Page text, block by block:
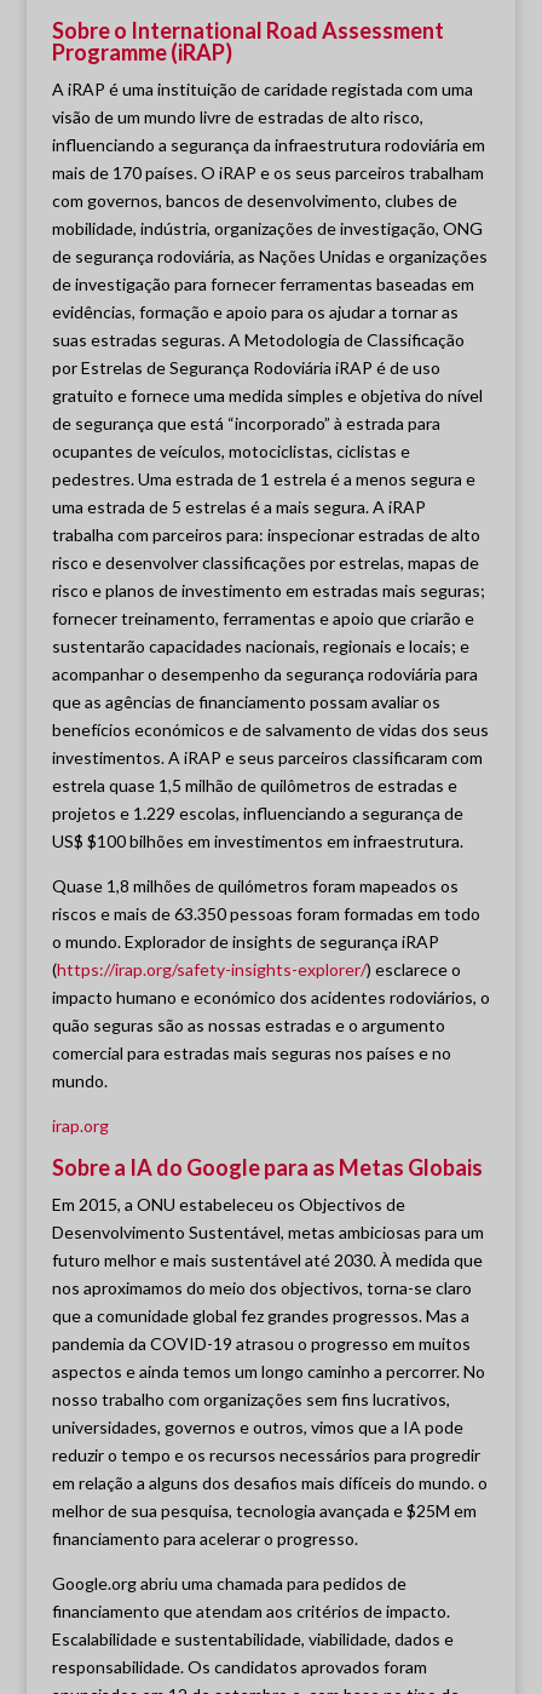
Sobre o International Road Assessment
Programme (iRAP)
A iRAP é uma instituição de caridade registada com uma
visão de um mundo livre de estradas de alto risco,
influenciando a segurança da infraestrutura rodoviária em
mais de 170 países. O iRAP e os seus parceiros trabalham
com governos, bancos de desenvolvimento, clubes de
mobilidade, indústria, organizações de investigação, ONG
de segurança rodoviária, as Nações Unidas e organizações
de investigação para fornecer ferramentas baseadas em
evidências, formação e apoio para os ajudar a tornar as
suas estradas seguras. A Metodologia de Classificação
por Estrelas de Segurança Rodoviária iRAP é de uso
gratuito e fornece uma medida simples e objetiva do nível
de segurança que está “incorporado” à estrada para
ocupantes de veículos, motociclistas, ciclistas e
pedestres. Uma estrada de 1 estrela é a menos segura e
uma estrada de 5 estrelas é a mais segura. A iRAP
trabalha com parceiros para: inspecionar estradas de alto
risco e desenvolver classificações por estrelas, mapas de
risco e planos de investimento em estradas mais seguras;
fornecer treinamento, ferramentas e apoio que criarão e
sustentarão capacidades nacionais, regionais e locais; e
acompanhar o desempenho da segurança rodoviária para
que as agências de financiamento possam avaliar os
benefícios económicos e de salvamento de vidas dos seus
investimentos. A iRAP e seus parceiros classificaram com
estrela quase 1,5 milhão de quilômetros de estradas e
projetos e 1.229 escolas, influenciando a segurança de
US$ $100 bilhões em investimentos em infraestrutura.
Quase 1,8 milhões de quilómetros foram mapeados os
riscos e mais de 63.350 pessoas foram formadas em todo
o mundo. Explorador de insights de segurança iRAP
(https://irap.org/safety-insights-explorer/) esclarece o
impacto humano e económico dos acidentes rodoviários, o
quão seguras são as nossas estradas e o argumento
comercial para estradas mais seguras nos países e no
mundo.
irap.org
Sobre a IA do Google para as Metas Globais
Em 2015, a ONU estabeleceu os Objectivos de
Desenvolvimento Sustentável, metas ambiciosas para um
futuro melhor e mais sustentável até 2030. À medida que
nos aproximamos do meio dos objectivos, torna-se claro
que a comunidade global fez grandes progressos. Mas a
pandemia da COVID-19 atrasou o progresso em muitos
aspectos e ainda temos um longo caminho a percorrer. No
nosso trabalho com organizações sem fins lucrativos,
universidades, governos e outros, vimos que a IA pode
reduzir o tempo e os recursos necessários para progredir
em relação a alguns dos desafios mais difíceis do mundo. o
melhor de sua pesquisa, tecnologia avançada e $25M em
financiamento para acelerar o progresso.
Google.org abriu uma chamada para pedidos de
financiamento que atendam aos critérios de impacto.
Escalabilidade e sustentabilidade, viabilidade, dados e
responsabilidade. Os candidatos aprovados foram